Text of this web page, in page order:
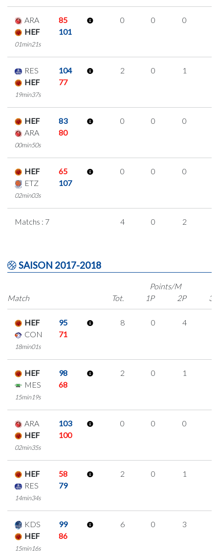
ARA
85
HEF
101
01min21s
0 0 0
RES
104
HEF
77
19min37s
2 0 1
HEF
83
ARA
80
00min50s
0 0 0
HEF
65
ETZ
107
02min03s
0 0 0
Matchs : 7 4 0 2
SAISON 2017-2018
Match
Points/M
Tot.
1P 2P 3P
HEF
95
CON
71
18min01s
8 0 4
HEF
98
MES
68
15min19s
2 0 1
ARA
103
HEF
100
02min35s
0 0 0
HEF
58
RES
79
14min34s
2 0 1
KDS
99
HEF
86
15min16s
6 0 3